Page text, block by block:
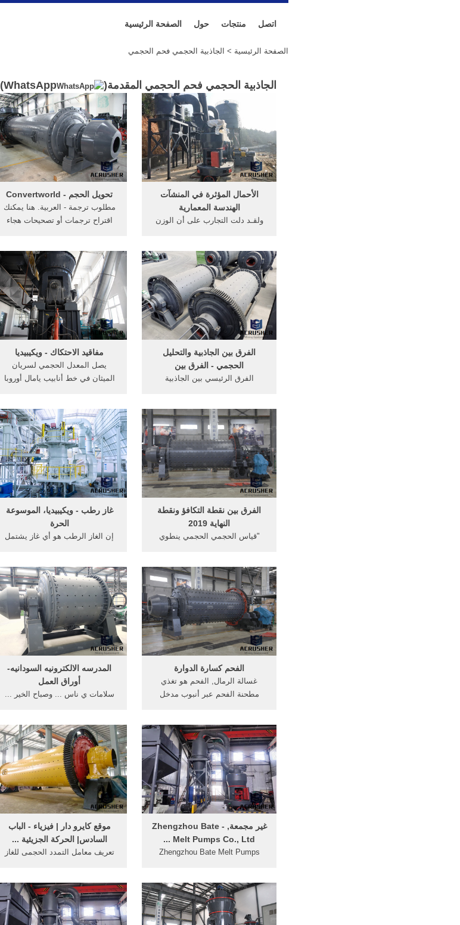
الصفحة الرئيسية حول منتجات اتصل
الصفحة الرئيسية > الجاذبية الحجمي فحم الحجمي
الجاذبية الحجمي فحم الحجمي المقدمة( WhatsApp
)
تحويل الحجم - Convertworld
مطلوب ترجمة - العربية. هنا يمكنك
اقتراح ترجمات أو تصحيحات هجاء
التغييرات أم لا.
الأحمال المؤثرة في المنشآت
الهندسة المعمارية
ولقـد دلت التجارب على أن الوزن
أي بمعدل وسطي (2.5 ) kn/m3 ،
يؤخذ في الحسبان تجلد الثلج في
بعض الأحيان ، إذ ينتج عنه سـماكة
في الجليد قد ...
مفاقيد الاحتكاك - ويكيبيديا
يصل المعدل الحجمي لسريان
الميثان في خط أنابيب يامال أوروبا
50 × 10 6. في ... g = تسارع
الجاذبية.
الفرق بين الجاذبية والتحليل
الحجمي - الفرق بين
الفرق الرئيسي بين الجاذبية
بينما ، في التحليل الحجمي ، يتم
تحديد حجم الحليلة. المجالات
الرئيسية المغطاة. 1. ما هو تحليل
...
غاز رطب - ويكيبيديا، الموسوعة
الحرة
إن الغاز الرطب هو أي غاز يشتمل
وصف عدد من الحالات بدءًا من الغاز
الرطب الذي هو عبارة عن غاز مشبع
ببخار أحد السوائل إلى التدفق متعدد
المراحل مع 90% من الحجم من
الغاز.
الفرق بين نقطة التكافؤ ونقطة
النهاية 2019
"قياس الحجمي الحجمي ينطوي
أساسي تماما مع الحليلة. "في قياس
التماثل الجاذبية، يتم قياس كتلة من
الكاشف بدلا من حجم.
المدرسه الالكترونيه السودانيه-
أوراق العمل
سلامات ي ناس ... وصباح الخير ...
دليل المنهج 2014لمعرفه
الملغي(muddaththir-Spain) العلم
نور يستبينو به( abdelgader hamed-
Sudan) اوراق عمل علي شكل
صور.(رميساء حسن-Sudan) حسن
عثمان(حسن عثمان احمد-Sudan)
مهندس ...
الفحم كسارة الدوارة
غسالة الرمال, الفحم هو تغذي
مطحنة الفحم عبر أنبوب مدخل
إعادة;, الجاذبية الحجمي الفحم
فيدرغراول غسالة . أكثر من
موقع كايرو دار | فيزياء - الباب
السادس| الحركة الجزيئية ...
تعريف معامل التمدد الحجمى للغاز
سليزيوس 0oc لكل ارتفاع في
الدرجات قدره درجة حرارة سيليزية
واحدة عند ثبوت الضغط .
غير مجمعة, - Zhengzhou Bate
Melt Pumps Co., Ltd ...
Zhengzhou Bate Melt Pumps
وفقدان الوزن المغذية ، الحجمي
المغذية ، نظام التحكمتذوب والعتاد
مضخة ، البوليمر مضخة ، مضخة